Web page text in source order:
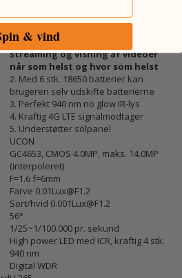
1. Understøtter 4G LTE, live
streaming og visning af videoer
når som helst og hvor som helst
2. Med 6 stk. 18650 batterier kan
brugeren selv udskifte batterierne
3. Perfekt 940 nm no glow IR-lys
4. Kraftig 4G LTE signalmodtager
5. Understøtter solpanel
UCON
GC4653, CMOS 4.0MP, maks. 14.0MP
(interpoleret)
F=1.6 f=6mm
Farve 0.01Lux@F1.2
Sort/hvid 0.001Lux@F1.2
56°
1/25~1/100.000 pr. sekund
High power LED med ICR, kraftig 4 stk.
940 nm
Digital WDR
& vind